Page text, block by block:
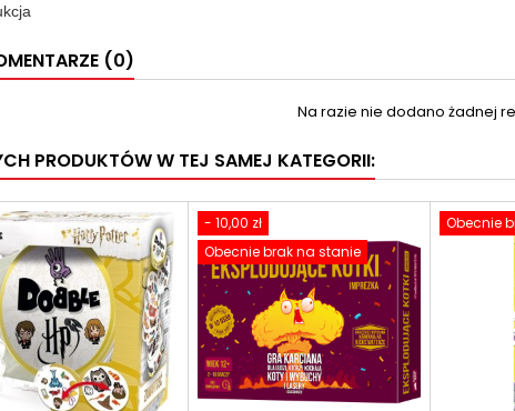
(0)
Na razie nie dodano żadnej
PRODUKTÓW W TEJ SAMEJ KATEGORII:
- 10,00 zł
Obecnie brak na stanie
Obecnie